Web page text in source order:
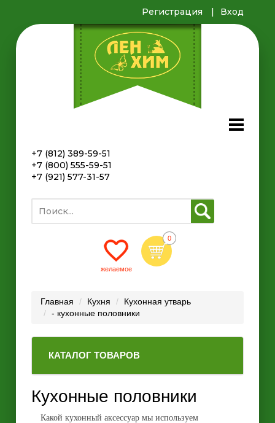
Регистрация Вход
+7 (812) 389-59-51
+7 (800) 555-59-51
+7 (921) 577-31-57
Главная Кухня
Кухонная утварь
- кухонные половники
КАТАЛОГ ТОВАРОВ
Кухонные половники
Какой кухонный аксессуар мы используем